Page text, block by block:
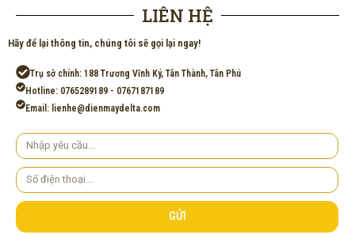
LIÊN HỆ
Hãy để lại thông tin, chúng tôi sẽ gọi lại ngay!
Trụ sở chính: 188 Trương Vĩnh Ký, Tân Thành, Tân Phú
Hotline: 0765289189 - 0767187189
Email: lienhe@dienmaydelta.com
Yêu
cầu
Số
điện
thoại
GỬI